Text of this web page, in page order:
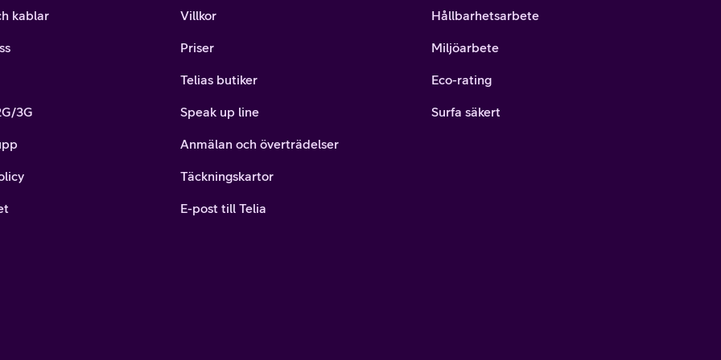
kablar
3G
Villkor
Priser
Telias butiker
Speak up line
Anmälan och överträdelser
Täckningskartor
E-post till Telia
Hållbarhetsarbete
Miljöarbete
Eco-rating
Surfa säkert